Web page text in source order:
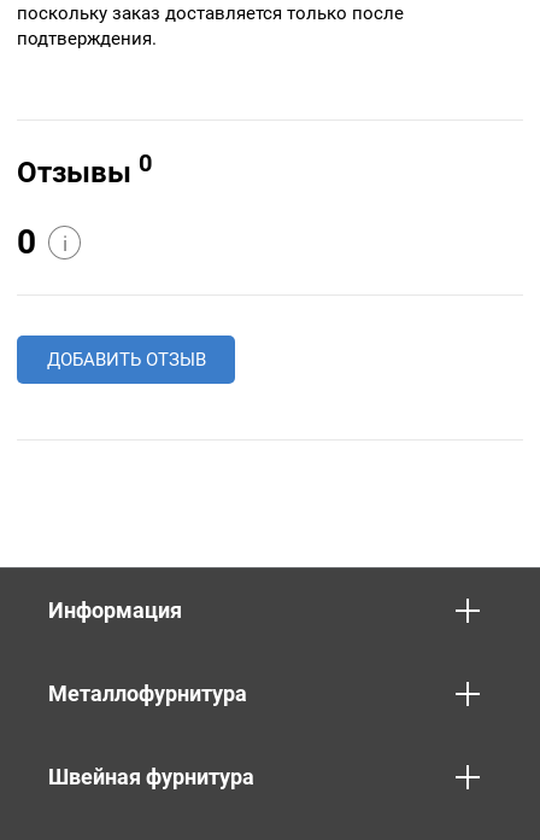
поскольку заказ доставляется только после
подтверждения.
Отзывы 0
0 i
ДОБАВИТЬ ОТЗЫВ
Информация
Металлофурнитура
Швейная фурнитура